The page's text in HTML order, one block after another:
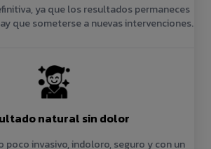
ya que los resultados permaneces
que someterse a nuevas intervenciones.
natural sin dolor
poco invasivo, indoloro, seguro y con un